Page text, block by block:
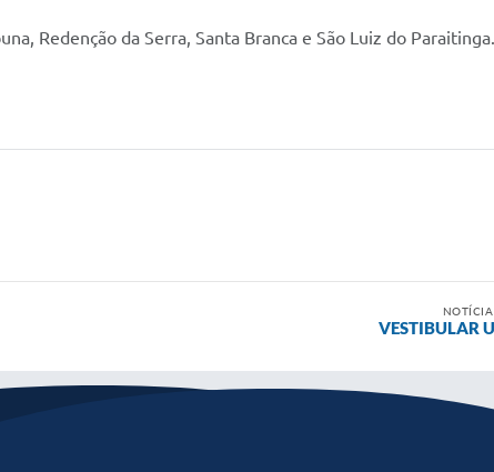
Redenção da Serra, Santa Branca e São Luiz do Paraitinga.
VESTIBULAR